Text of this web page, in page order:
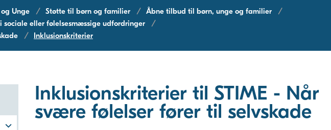
og Unge Støtte til børn og familier
Åbne tilbud til børn, unge og familier
eller følelsesmæssige udfordringer
Inklusionskriterier
Inklusionskriterier til STIME - Når
svære følelser fører til selvskade